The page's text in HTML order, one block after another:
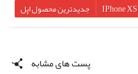
IPhone XS جدیدترین محصول اپل
پست های مشابه